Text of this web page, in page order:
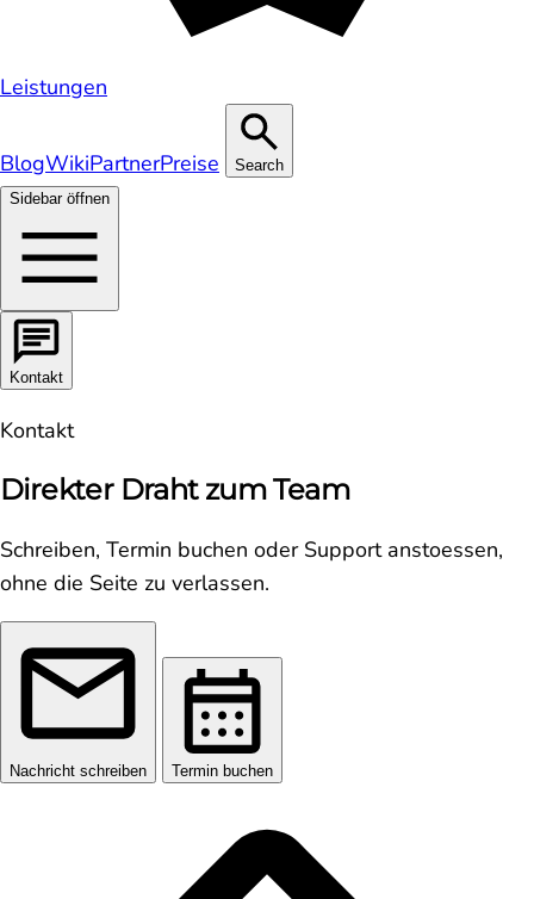
Leistungen
BlogWikiPartnerPreise
Search
Sidebar öffnen
Kontakt
Kontakt
Direkter Draht zum Team
Schreiben, Termin buchen oder Support anstoessen,
ohne die Seite zu verlassen.
Nachricht schreiben Termin buchen